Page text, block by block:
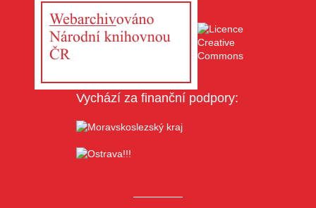
Vychází za finanční podpory: